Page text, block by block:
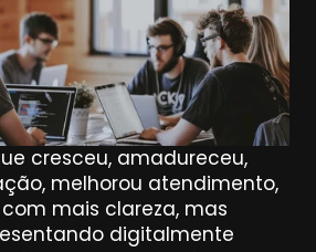
cresceu, amadureceu,
melhorou atendimento,
mais clareza, mas
digitalmente